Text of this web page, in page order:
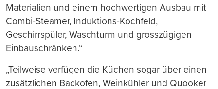
Materialien und einem hochwertigen Ausbau mit
Combi-Steamer, Induktions-Kochfeld,
Geschirrspüler, Waschturm und grosszügigen
Einbauschränken.“
„Teilweise verfügen die Küchen sogar über einen
zusätzlichen Backofen, Weinkühler und Quooker